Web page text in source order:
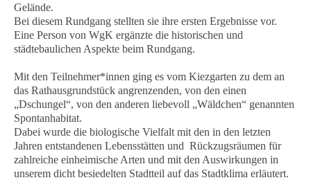
Gelände.
Bei diesem Rundgang stellten sie ihre ersten Ergebnisse vor.
Eine Person von WgK ergänzte die historischen und
städtebaulichen Aspekte beim Rundgang.
Mit den Teilnehmer*innen ging es vom Kiezgarten zu dem an
das Rathausgrundstück angrenzenden, von den einen
„Dschungel“, von den anderen liebevoll „Wäldchen“ genannten
Spontanhabitat.
Dabei wurde die biologische Vielfalt mit den in den letzten
Jahren entstandenen Lebensstätten und Rückzugsräumen für
zahlreiche einheimische Arten und mit den Auswirkungen in
unserem dicht besiedelten Stadtteil auf das Stadtklima erläutert.